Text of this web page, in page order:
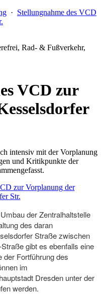
· Stellungnahme des VCD
Rad- & Fußverkehr,
VCD zur
intensiv mit der Vorplanung
und Kritikpunkte der
der Zentralhaltstelle
des daran
Straße zwischen
gibt es ebenfalls eine
der Fortführung des
im
Dresden unter der
werden.